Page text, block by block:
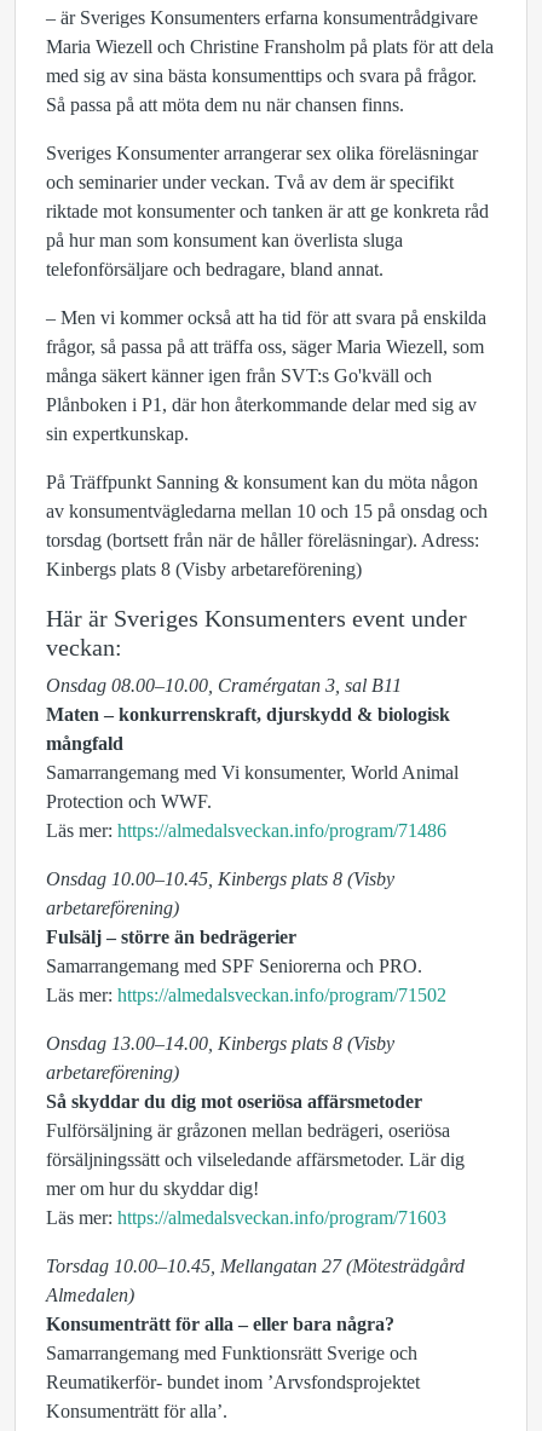
– är Sveriges Konsumenters erfarna konsumentrådgivare
Maria Wiezell och Christine Fransholm på plats för att dela
med sig av sina bästa konsumenttips och svara på frågor.
Så passa på att möta dem nu när chansen finns.
Sveriges Konsumenter arrangerar sex olika föreläsningar
och seminarier under veckan. Två av dem är specifikt
riktade mot konsumenter och tanken är att ge konkreta råd
på hur man som konsument kan överlista sluga
telefonförsäljare och bedragare, bland annat.
– Men vi kommer också att ha tid för att svara på enskilda
frågor, så passa på att träffa oss, säger Maria Wiezell, som
många säkert känner igen från SVT:s Go'kväll och
Plånboken i P1, där hon återkommande delar med sig av
sin expertkunskap.
På Träffpunkt Sanning & konsument kan du möta någon
av konsumentvägledarna mellan 10 och 15 på onsdag och
torsdag (bortsett från när de håller föreläsningar). Adress:
Kinbergs plats 8 (Visby arbetareförening)
Här är Sveriges Konsumenters event under
veckan:
Onsdag 08.00–10.00, Cramérgatan 3, sal B11
Maten – konkurrenskraft, djurskydd & biologisk
mångfald
Samarrangemang med Vi konsumenter, World Animal
Protection och WWF.
Läs mer: https://almedalsveckan.info/program/71486
Onsdag 10.00–10.45, Kinbergs plats 8 (Visby
arbetareförening)
Fulsälj – större än bedrägerier
Samarrangemang med SPF Seniorerna och PRO.
Läs mer: https://almedalsveckan.info/program/71502
Onsdag 13.00–14.00, Kinbergs plats 8 (Visby
arbetareförening)
Så skyddar du dig mot oseriösa affärsmetoder
Fulförsäljning är gråzonen mellan bedrägeri, oseriösa
försäljningssätt och vilseledande affärsmetoder. Lär dig
mer om hur du skyddar dig!
Läs mer: https://almedalsveckan.info/program/71603
Torsdag 10.00–10.45, Mellangatan 27 (Mötesträdgård
Almedalen)
Konsumenträtt för alla – eller bara några?
Samarrangemang med Funktionsrätt Sverige och
Reumatikerför- bundet inom ’Arvsfondsprojektet
Konsumenträtt för alla’.